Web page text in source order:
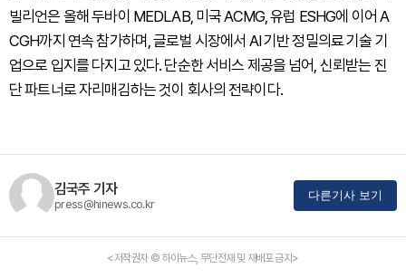
빌리언은 올해 두바이 MEDLAB, 미국 ACMG, 유럽 ESHG에 이어 A
CGH까지 연속 참가하며, 글로벌 시장에서 AI 기반 정밀의료 기술 기
업으로 입지를 다지고 있다. 단순한 서비스 제공을 넘어, 신뢰받는 진
단 파트너로 자리매김하는 것이 회사의 전략이다.
김국주 기자
press@hinews.co.kr
다른기사 보기
<저작권자 © 하이뉴스, 무단전재 및 재배포 금지>